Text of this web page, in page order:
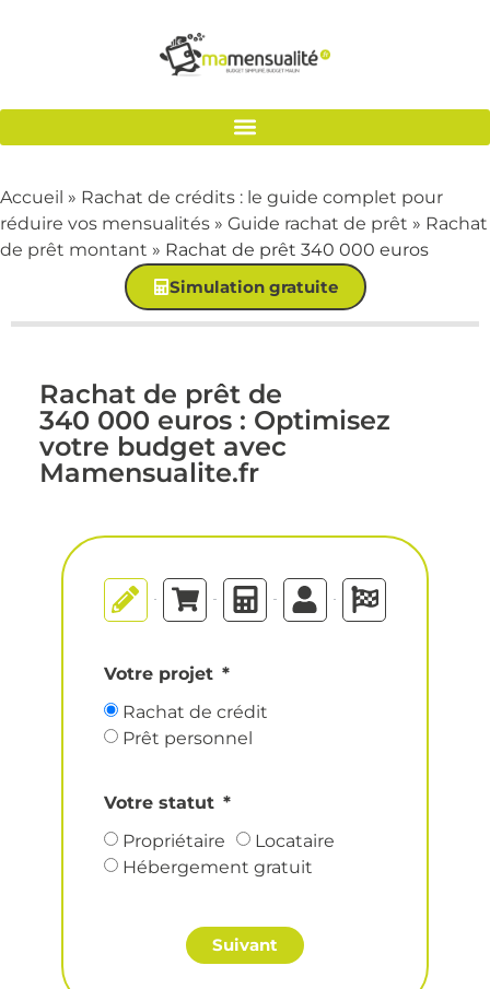
Accueil » Rachat de crédits : le guide complet pour
réduire vos mensualités » Guide rachat de prêt » Rachat
de prêt montant » Rachat de prêt 340 000 euros
Simulation gratuite
Rachat de prêt de
340 000 euros : Optimisez
votre budget avec
Mamensualite.fr
Votre projet
Rachat de crédit
Prêt personnel
Votre statut
Propriétaire
Locataire
Hébergement gratuit
Suivant